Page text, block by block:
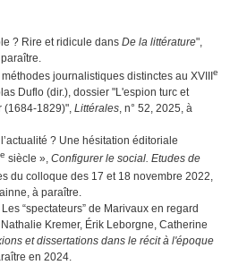
? Rire et ridicule dans De la littérature",
journalistiques distinctes au XVIIIe
Duflo (dir.), dossier "L'espion turc et
1829)", Littérales , n° 52, 2025, à
? Une hésitation éditoriale
e siècle », Configurer le social. Etudes de
du colloque des 17 et 18 novembre 2022,
à paraître.
“spectateurs” de Marivaux en regard
Kremer, Érik Leborgne, Catherine
et dissertations dans le récit à l'époque
en 2024.